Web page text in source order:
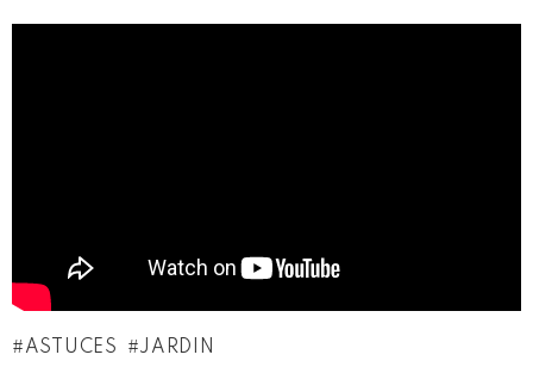
ASTUCES JARDIN